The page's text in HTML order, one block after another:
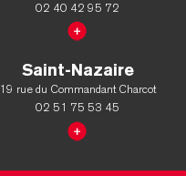
02 40 42 95 72
Saint-Nazaire
19 rue du Commandant Charcot
02 51 75 53 45